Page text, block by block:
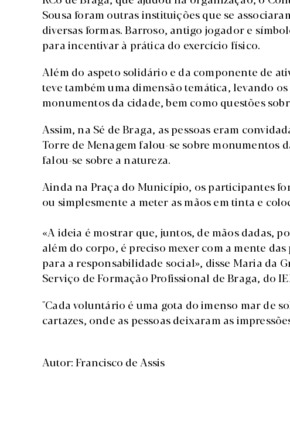
Sousa foram outras instituições que se
diversas formas. Barroso, antigo jogador e
para incentivar à prática do exercício físico.
Além do aspeto solidário e da componente de
teve também uma dimensão temática, levando
monumentos da cidade, bem como questões
Assim, na Sé de Braga, as pessoas eram
Torre de Menagem falou-se sobre monumentos
falou-se sobre a natureza.
Ainda na Praça do Município, os participantes
ou simplesmente a meter as mãos em tinta e
«A ideia é mostrar que, juntos, de mãos dadas,
além do corpo, é preciso mexer com a mente
para a responsabilidade social», disse Maria da
Serviço de Formação Profissional de Braga, do
"Cada voluntário é uma gota do imenso mar de
cartazes, onde as pessoas deixaram as
Autor: Francisco de Assis